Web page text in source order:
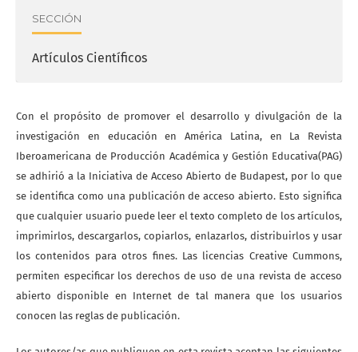
SECCIÓN
Artículos Científicos
Con el propósito de promover el desarrollo y divulgación de la
investigación en educación en América Latina, en La Revista
Iberoamericana de Producción Académica y Gestión Educativa(PAG)
se adhirió a la Iniciativa de Acceso Abierto de Budapest, por lo que
se identifica como una publicación de acceso abierto. Esto significa
que cualquier usuario puede leer el texto completo de los artículos,
imprimirlos, descargarlos, copiarlos, enlazarlos, distribuirlos y usar
los contenidos para otros fines. Las licencias Creative Cummons,
permiten especificar los derechos de uso de una revista de acceso
abierto disponible en Internet de tal manera que los usuarios
conocen las reglas de publicación.